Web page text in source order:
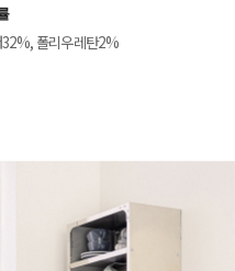
폴리우레탄2%